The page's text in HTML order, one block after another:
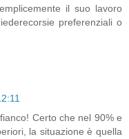
il suo lavoro
preferenziali o
Certo che nel 90% e
la situazione è quella